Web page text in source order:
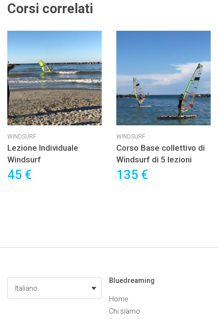
Corsi correlati
WINDSURF
Lezione Individuale
Windsurf
45 €
WINDSURF
Corso Base collettivo di
Windsurf di 5 lezioni
135 €
Italiano
Bluedreaming
Home
Chi siamo